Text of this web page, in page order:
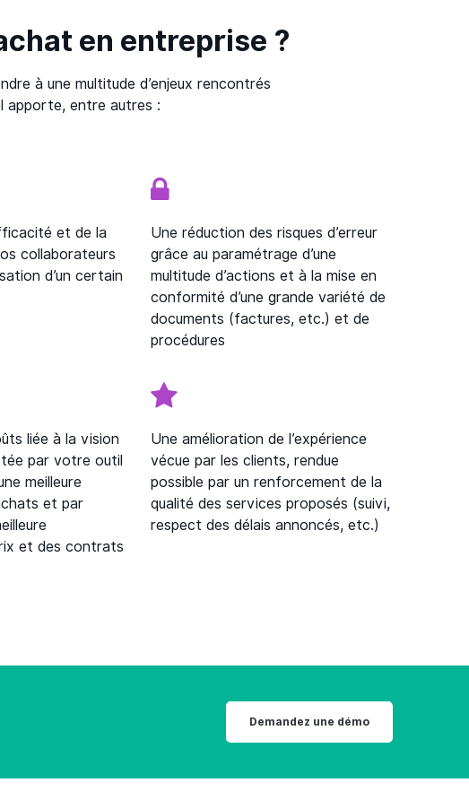
en entreprise ?
à une multitude d’enjeux rencontrés
apporte, entre autres :
et de la
collaborateurs
d’un certain
Une réduction des risques d’erreur
grâce au paramétrage d’une
multitude d’actions et à la mise en
conformité d’une grande variété de
documents (factures, etc.) et de
procédures
liée à la vision
par votre outil
meilleure
et par
et des contrats
Une amélioration de l’expérience
vécue par les clients, rendue
possible par un renforcement de la
qualité des services proposés (suivi,
respect des délais annoncés, etc.)
Demandez une démo